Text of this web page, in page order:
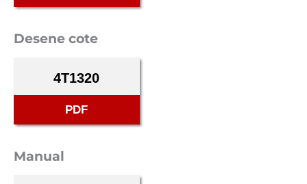
Desene cote
4T1320
PDF
Manual